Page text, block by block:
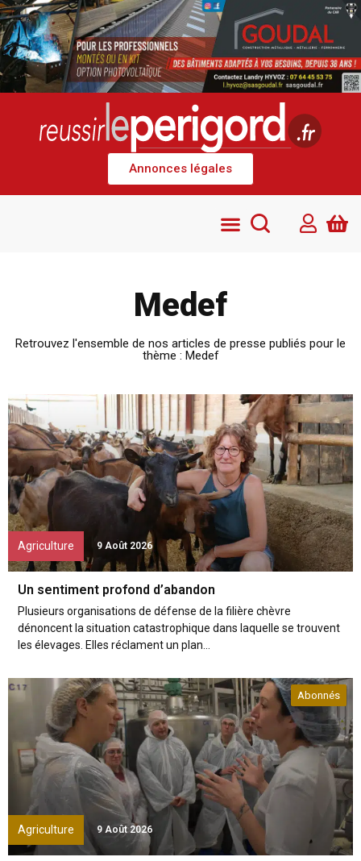
Annonces légales
Medef
Retrouvez l'ensemble de nos articles de presse publiés pour le
thème : Medef
Agriculture 9 Août 2026
Un sentiment profond d’abandon
Plusieurs organisations de défense de la filière chèvre
dénoncent la situation catastrophique dans laquelle se trouvent
les élevages. Elles réclament un plan...
Agriculture
Abonnés
9 Août 2026